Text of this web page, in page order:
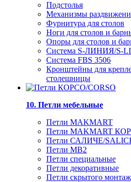
Подстолья
Механизмы
Фурнитура для столов
Ноги для столов и
Опоры для столов и
Система S-ЛИНИЯ/S-
Система FBS 3506
Кронштейны для
столешницы
10. Петли мебельные
Петли MAKMART
Петли MAKMART
Петли САЛИЧЕ/
Петли MB2
Петли специальные
Петли декоративные
Петли скрытого